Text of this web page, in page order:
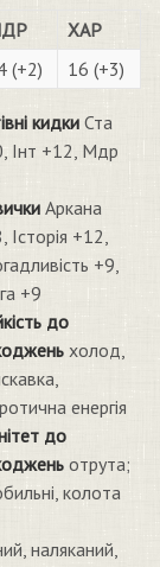
ХАР
(+2) 16 (+3)
кидкиСта
Інт +12, Мдр
Аркана
Історія +12,
+9,
+9
до
холод,
енергія
до
отрута;
колота
наляканий,